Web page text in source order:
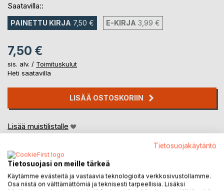
Saatavilla::
PAINETTU KIRJA 7,50 € E-KIRJA 3,99 €
7,50 €
sis. alv. / Toimituskulut
Heti saatavilla
LISÄÄ OSTOSKORIIN
Lisää muistilistalle
Tietosuojakäytäntö
Tietosuojasi on meille tärkeä
Käytämme evästeitä ja vastaavia teknologioita verkkosivustollamme.
Osa niistä on välttämättömiä ja teknisesti tarpeellisia. Lisäksi